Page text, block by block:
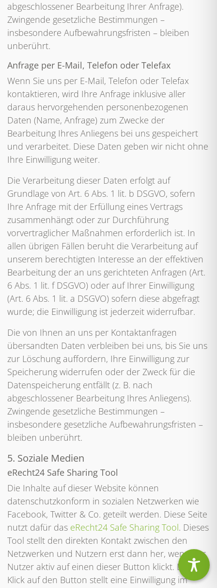
abgeschlossener Bearbeitung Ihrer Anfrage).
Zwingende gesetzliche Bestimmungen –
insbesondere Aufbewahrungsfristen – bleiben
unberührt.
Anfrage per E-Mail, Telefon oder Telefax
Wenn Sie uns per E-Mail, Telefon oder Telefax
kontaktieren, wird Ihre Anfrage inklusive aller
daraus hervorgehenden personenbezogenen
Daten (Name, Anfrage) zum Zwecke der
Bearbeitung Ihres Anliegens bei uns gespeichert
und verarbeitet. Diese Daten geben wir nicht ohne
Ihre Einwilligung weiter.
Die Verarbeitung dieser Daten erfolgt auf
Grundlage von Art. 6 Abs. 1 lit. b DSGVO, sofern
Ihre Anfrage mit der Erfüllung eines Vertrags
zusammenhängt oder zur Durchführung
vorvertraglicher Maßnahmen erforderlich ist. In
allen übrigen Fällen beruht die Verarbeitung auf
unserem berechtigten Interesse an der effektiven
Bearbeitung der an uns gerichteten Anfragen (Art.
6 Abs. 1 lit. f DSGVO) oder auf Ihrer Einwilligung
(Art. 6 Abs. 1 lit. a DSGVO) sofern diese abgefragt
wurde; die Einwilligung ist jederzeit widerrufbar.
Die von Ihnen an uns per Kontaktanfragen
übersandten Daten verbleiben bei uns, bis Sie uns
zur Löschung auffordern, Ihre Einwilligung zur
Speicherung widerrufen oder der Zweck für die
Datenspeicherung entfällt (z. B. nach
abgeschlossener Bearbeitung Ihres Anliegens).
Zwingende gesetzliche Bestimmungen –
insbesondere gesetzliche Aufbewahrungsfristen –
bleiben unberührt.
5. Soziale Medien
eRecht24 Safe Sharing Tool
Die Inhalte auf dieser Website können
datenschutzkonform in sozialen Netzwerken wie
Facebook, Twitter & Co. geteilt werden. Diese Seite
nutzt dafür das eRecht24 Safe Sharing Tool. Dieses
Tool stellt den direkten Kontakt zwischen den
Netzwerken und Nutzern erst dann her, wenn der
Nutzer aktiv auf einen dieser Button klickt. Der
Klick auf den Button stellt eine Einwilligung im